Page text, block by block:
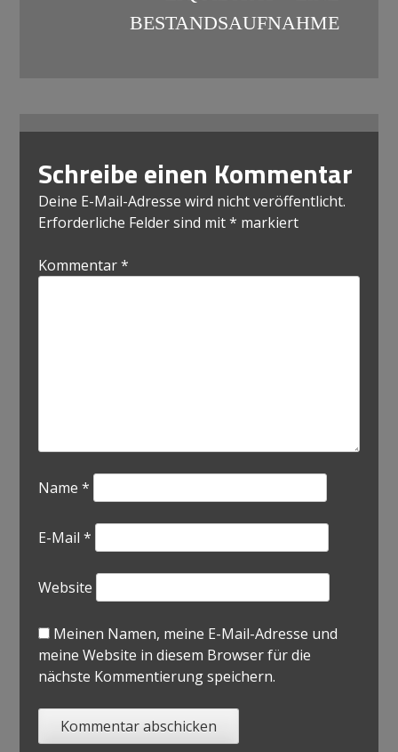
BESTANDSAUFNAHME
Schreibe einen Kommentar
Deine E-Mail-Adresse wird nicht veröffentlicht.
Erforderliche Felder sind mit* markiert
Kommentar*
Name *
E-Mail *
Website
Meinen Namen, meine E-Mail-Adresse und
meine Website in diesem Browser für die
nächste Kommentierung speichern.